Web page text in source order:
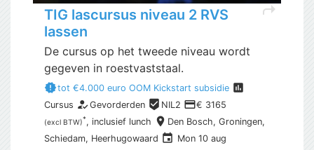
shortcut
TIG lascursus niveau 2 RVS
lassen
De cursus op het tweede niveau wordt
gegeven in roestvaststaal.
new_releasestot €4.000 euro OOM Kickstart subsidie assessment
Cursus how_to_regGevorderden beenhere NIL2 payment€ 3165
(excl BTW)*, inclusief lunch place Den Bosch, Groningen,
Schiedam, Heerhugowaard event Mon 10 aug